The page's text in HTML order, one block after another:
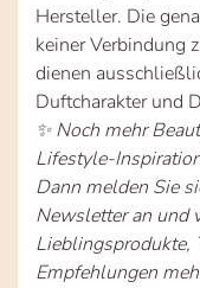
Hersteller. Die
keiner Verbindung
dienen
Duftcharakter und
✨ Noch mehr
Lifestyle-
Dann melden Sie
Newsletter an und
Lieblingsprodukte,
Empfehlungen